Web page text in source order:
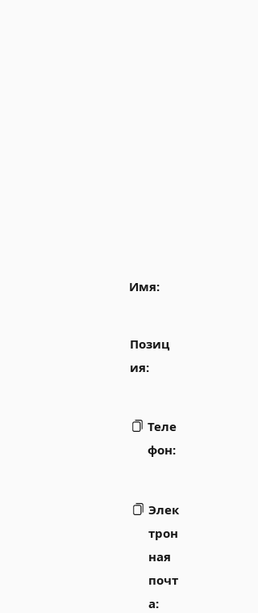
Имя:
Позиц
ия:
Теле
фон:
Элек
трон
ная
почт
а: